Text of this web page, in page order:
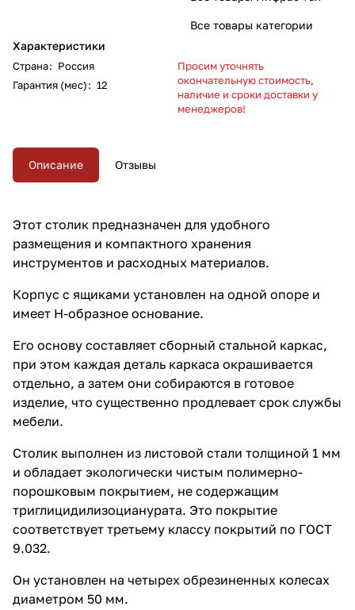
Характеристики
Страна: Россия
Гарантия (мес): 12
Все товары категории
Просим уточнять
окончательную стоимость,
наличие и сроки доставки у
менеджеров!
Описание Отзывы
Этот столик предназначен для удобного
размещения и компактного хранения
инструментов и расходных материалов.
Корпус с ящиками установлен на одной опоре и
имеет Н-образное основание.
Его основу составляет сборный стальной каркас,
при этом каждая деталь каркаса окрашивается
отдельно, а затем они собираются в готовое
изделие, что существенно продлевает срок службы
мебели.
Столик выполнен из листовой стали толщиной 1 мм
и обладает экологически чистым полимерно-
порошковым покрытием, не содержащим
триглицидилизоцианурата. Это покрытие
соответствует третьему классу покрытий по ГОСТ
9.032.
Он установлен на четырех обрезиненных колесах
диаметром 50 мм.